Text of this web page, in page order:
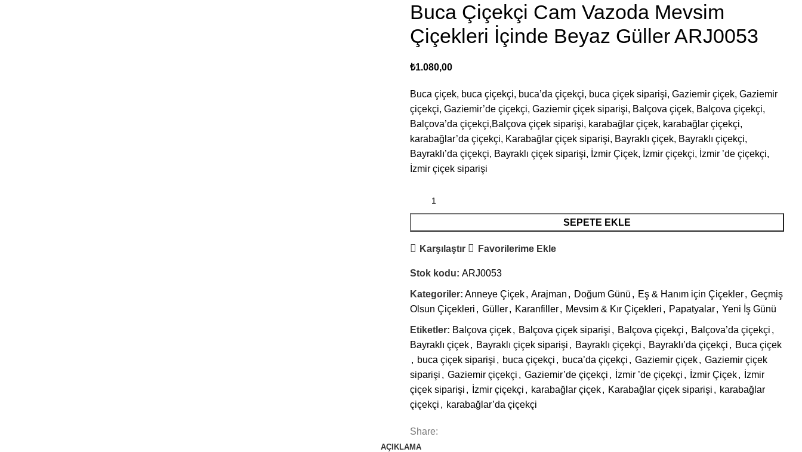
Buca Çiçekçi Cam Vazoda Mevsim
Çiçekleri İçinde Beyaz Güller ARJ0053
₺1.080,00
Buca çiçek, buca çiçekçi, buca’da çiçekçi, buca çiçek siparişi, Gaziemir çiçek, Gaziemir
çiçekçi, Gaziemir’de çiçekçi, Gaziemir çiçek siparişi, Balçova çiçek, Balçova çiçekçi,
Balçova’da çiçekçi,Balçova çiçek siparişi, karabağlar çiçek, karabağlar çiçekçi,
karabağlar’da çiçekçi, Karabağlar çiçek siparişi, Bayraklı çiçek, Bayraklı çiçekçi,
Bayraklı’da çiçekçi, Bayraklı çiçek siparişi, İzmir Çiçek, İzmir çiçekçi, İzmir ’de çiçekçi,
İzmir çiçek siparişi
SEPETE EKLE
Karşılaştır Favorilerime Ekle
Stok kodu: ARJ0053
Kategoriler: Anneye Çiçek, Arajman , Doğum Günü , Eş & Hanım için Çiçekler, Geçmiş
Olsun Çiçekleri , Güller, Karanfiller, Mevsim & Kır Çiçekleri , Papatyalar, Yeni İş Günü
Etiketler: Balçova çiçek, Balçova çiçek siparişi , Balçova çiçekçi , Balçova’da çiçekçi ,
Bayraklı çiçek, Bayraklı çiçek siparişi , Bayraklı çiçekçi , Bayraklı’da çiçekçi , Buca çiçek
, buca çiçek siparişi , buca çiçekçi , buca’da çiçekçi , Gaziemir çiçek, Gaziemir çiçek
siparişi , Gaziemir çiçekçi , Gaziemir’de çiçekçi , İzmir ’de çiçekçi , İzmir Çiçek,
İzmir
çiçek siparişi , İzmir çiçekçi , karabağlar çiçek, Karabağlar çiçek siparişi , karabağlar
çiçekçi , karabağlar’da çiçekçi
Share:
AÇIKLAMA